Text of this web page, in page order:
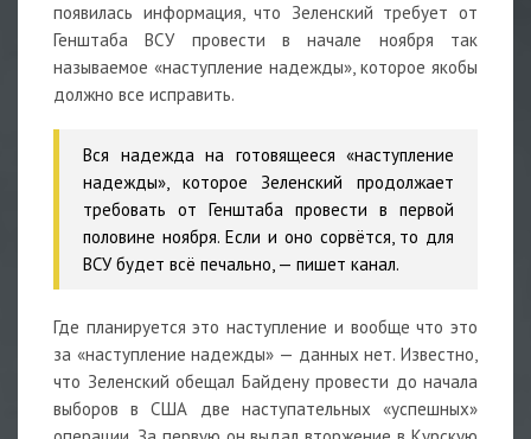
появилась информация, что Зеленский требует от
Генштаба ВСУ провести в начале ноября так
называемое «наступление надежды», которое якобы
должно все исправить.
Вся надежда на готовящееся «наступление
надежды», которое Зеленский продолжает
требовать от Генштаба провести в первой
половине ноября. Если и оно сорвётся, то для
ВСУ будет всё печально, — пишет канал.
Где планируется это наступление и вообще что это
за «наступление надежды» — данных нет. Известно,
что Зеленский обещал Байдену провести до начала
выборов в США две наступательных «успешных»